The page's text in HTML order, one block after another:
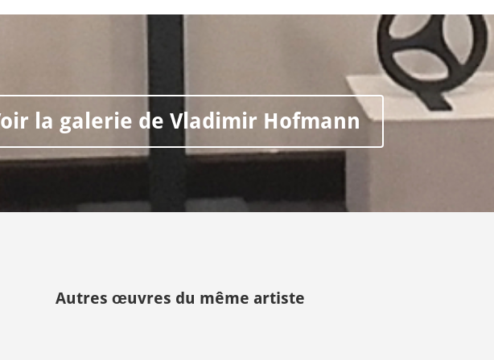
la galerie de Vladimir Hofmann
Autres œuvres du même artiste